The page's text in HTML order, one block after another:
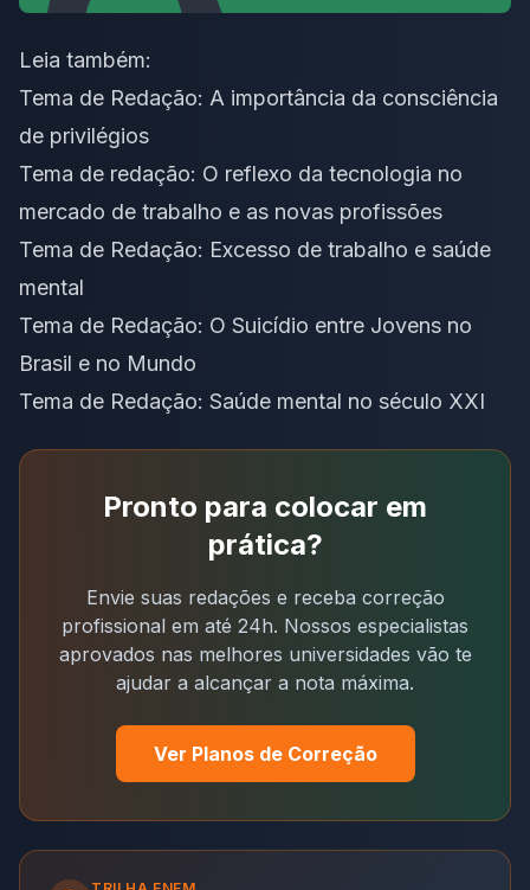
Leia também:
Tema de Redação: A importância da consciência
de privilégios
Tema de redação: O reflexo da tecnologia no
mercado de trabalho e as novas profissões
Tema de Redação: Excesso de trabalho e saúde
mental
Tema de Redação: O Suicídio entre Jovens no
Brasil e no Mundo
Tema de Redação: Saúde mental no século XXI
Pronto para colocar em
prática?
Envie suas redações e receba correção
profissional em até 24h. Nossos especialistas
aprovados nas melhores universidades vão te
ajudar a alcançar a nota máxima.
Ver Planos de Correção